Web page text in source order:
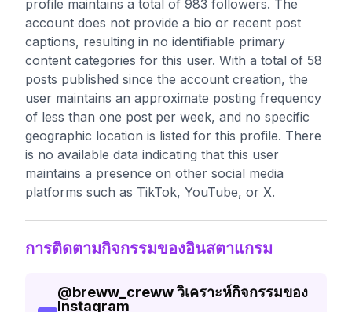
profile maintains a total of 983 followers. The
account does not provide a bio or recent post
captions, resulting in no identifiable primary
content categories for this user. With a total of 58
posts published since the account creation, the
user maintains an approximate posting frequency
of less than one post per week, and no specific
geographic location is listed for this profile. There
is no available data indicating that this user
maintains a presence on other social media
platforms such as TikTok, YouTube, or X.
การติดตามกิจกรรมของอินสตาแกรม
@breww_creww วิเคราะห์กิจกรรมของ
Instagram